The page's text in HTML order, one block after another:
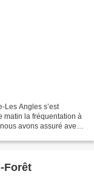
Les Angles s’est
la fréquentation à
avons assuré avec
Forêt